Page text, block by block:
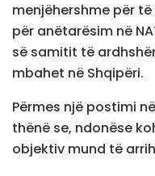
menjëhershme për
për anëtarësim në
së samitit të
mbahet në Shqipëri.
Përmes një postimi
thënë se, ndonëse
objektiv mund të